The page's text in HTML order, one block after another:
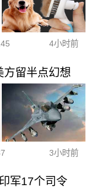
4小时前
方留半点幻想
3小时前
军17个司令